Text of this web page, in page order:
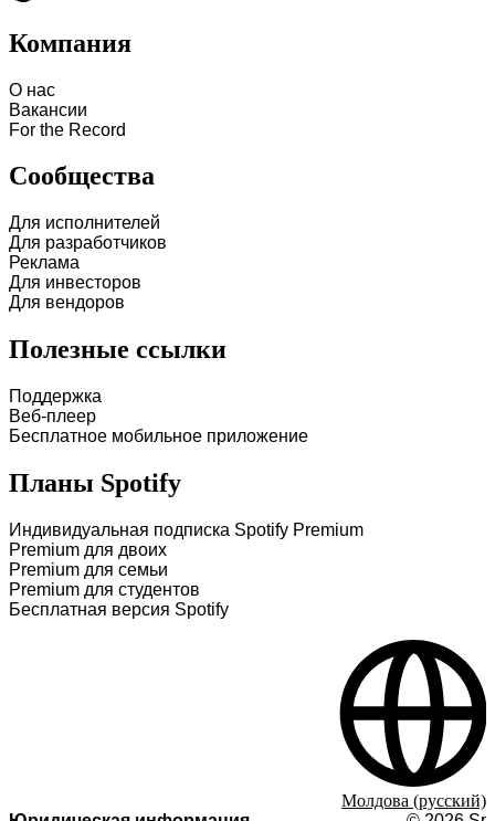
Компания
О нас
Вакансии
For the Record
Сообщества
Для исполнителей
Для разработчиков
Реклама
Для инвесторов
Для вендоров
Полезные ссылки
Поддержка
Веб-плеер
Бесплатное мобильное приложение
Планы Spotify
Индивидуальная подписка Spotify Premium
Premium для двоих
Premium для семьи
Premium для студентов
Бесплатная версия Spotify
Молдова (русский)